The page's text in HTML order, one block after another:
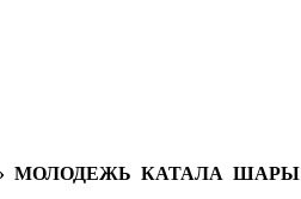
МОЛОДЕЖЬ КАТАЛА ШАРЫ